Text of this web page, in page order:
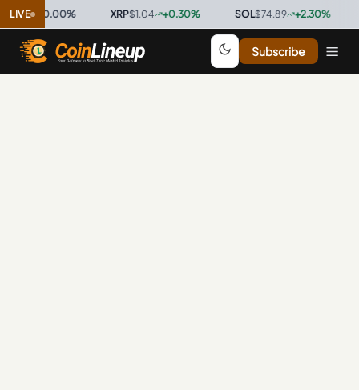
LIVE0.00%· XRP$1.04 +0.30%· SOL$74.89 +2.30%·
Subscribe